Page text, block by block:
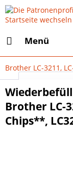
Menü
Brother LC-3211,
Brother LC-
Chips**,